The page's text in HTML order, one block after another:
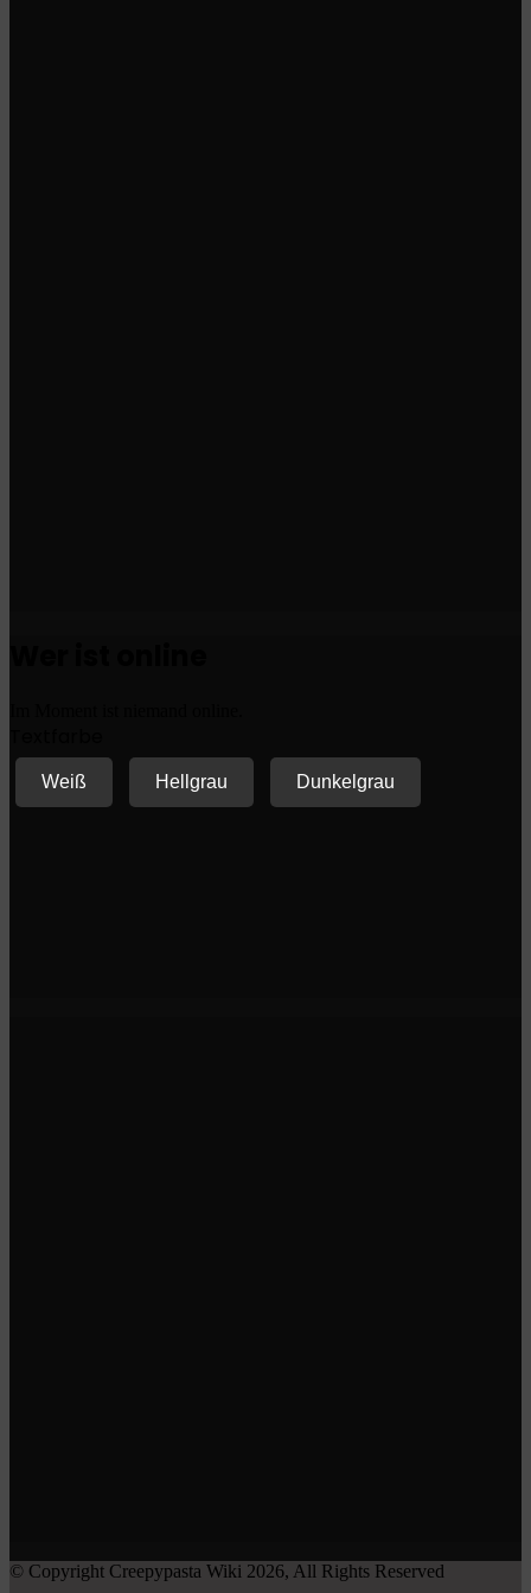
Weiß Hellgrau Dunkelgrau
© Copyright Creepypasta Wiki 2026, All Rights Reserved